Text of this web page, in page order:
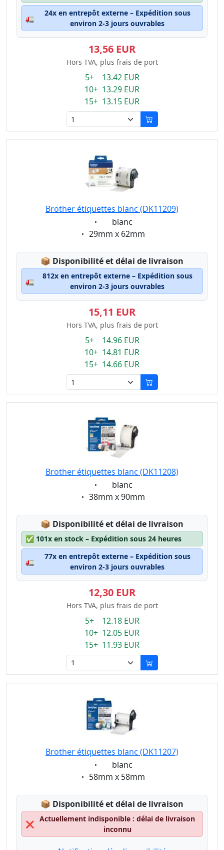
🚛
24x en entrepôt externe – Expédition sous
environ 2-3 jours ouvrables
13,56 EUR
Hors TVA, plus frais de port
5+ 13.42 EUR
10+ 13.29 EUR
15+ 13.15 EUR
Brother étiquettes blanc (DK11209)
Eigenschaft:
blanc
Eigenschaft:
29mm x 62mm
📦 Lagerstatus:
Disponibilité et délai de livraison
🚛
812x en entrepôt externe – Expédition sous
environ 2-3 jours ouvrables
15,11 EUR
Hors TVA, plus frais de port
5+ 14.96 EUR
10+ 14.81 EUR
15+ 14.66 EUR
Brother étiquettes blanc (DK11208)
Eigenschaft:
blanc
Eigenschaft:
38mm x 90mm
📦 Lagerstatus:
Disponibilité et délai de livraison
✅ 101x en stock – Expédition sous 24 heures
🚛
77x en entrepôt externe – Expédition sous
environ 2-3 jours ouvrables
12,30 EUR
Hors TVA, plus frais de port
5+ 12.18 EUR
10+ 12.05 EUR
15+ 11.93 EUR
Brother étiquettes blanc (DK11207)
Eigenschaft:
blanc
Eigenschaft:
58mm x 58mm
📦 Lagerstatus:
Disponibilité et délai de livraison
❌
Actuellement indisponible : délai de livraison
inconnu